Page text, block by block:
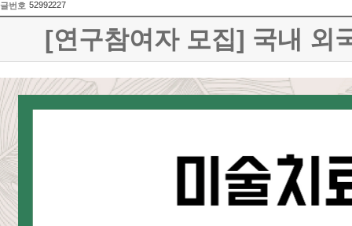
글번호 52992227
[연구참여자 모집] 국내 외